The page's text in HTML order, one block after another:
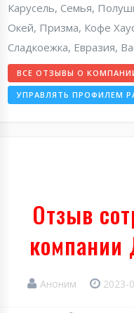
Карусель, Семья,
Окей, Призма, Кофе
Сладкоежка, Евразия,
ВСЕ ОТЗЫВЫ О
УПРАВЛЯТЬ ПРОФИЛЕМ
Отзыв
компании
Аноним 2023-